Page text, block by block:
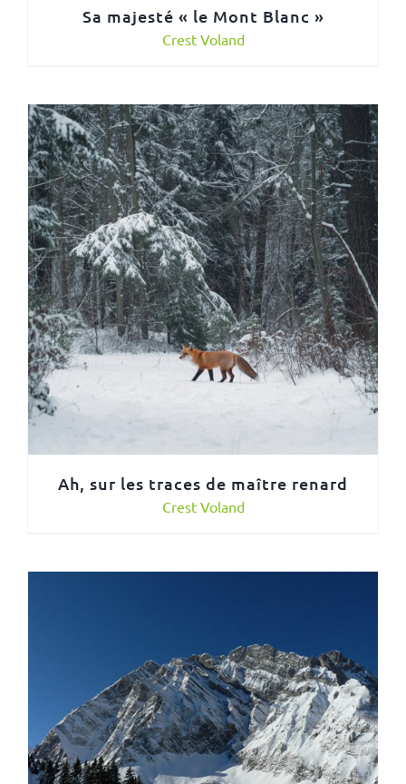
Sa majesté « le Mont Blanc »
Crest Voland
Ah, sur les traces de maître renard
Crest Voland